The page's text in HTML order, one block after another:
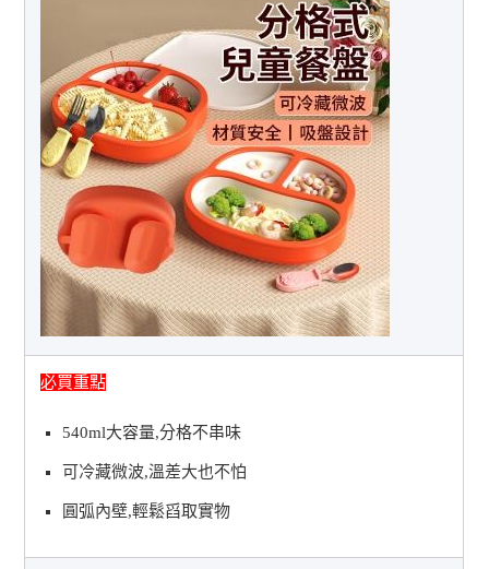
必買重點
540ml大容量,分格不串味
可冷藏微波,溫差大也不怕
圓弧內壁,輕鬆舀取實物